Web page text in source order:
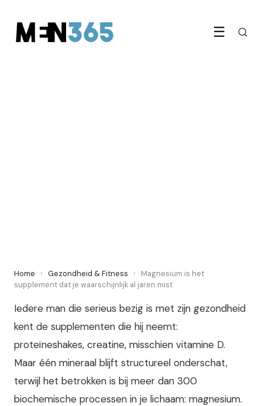
☰
Home › Gezondheid & Fitness ›
Magnesium is het
supplement dat je waarschijnlijk al jaren mist
Iedere man die serieus bezig is met zijn gezondheid
kent de supplementen die hij neemt:
proteïneshakes, creatine, misschien vitamine D.
Maar één mineraal blijft structureel onderschat,
terwijl het betrokken is bij meer dan 300
biochemische processen in je lichaam: magnesium.